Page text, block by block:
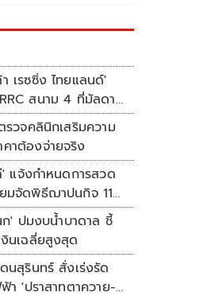
เรซซิ่ง ไทยแลนด์'
สนาม 4 ที่มัลดาลิ
รวจคลินิกเสริมความ
าต้องจ่ายจริง
แจ้งกำหนดการสวด
มจัดพิธีฌาปนกิจ 11
' ปมงบน้ำบาดาล ชี้
นเฉลี่ยสูงสุด
สุรินทร์ สั่งเร่งรัด
า 'ปราสาทตาควาย-